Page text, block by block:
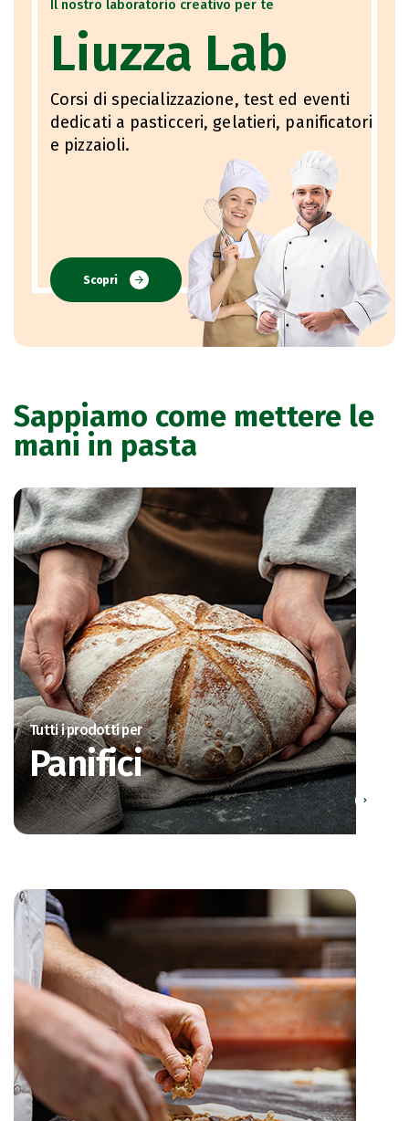
Il nostro laboratorio creativo per te
Liuzza Lab
Corsi di specializzazione, test ed eventi
dedicati a pasticceri, gelatieri, panificatori
e pizzaioli.
Scopri
Sappiamo come mettere le
mani in pasta
Tutti i prodotti per
Panifici